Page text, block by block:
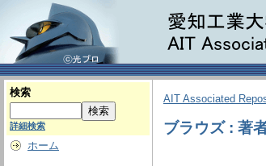
検索
詳細検索
ホーム
AIT Associated
ブラウズ : 著